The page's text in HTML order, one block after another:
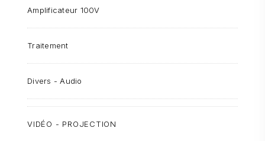
Amplificateur 100V
Traitement
Divers - Audio
VIDÉO - PROJECTION